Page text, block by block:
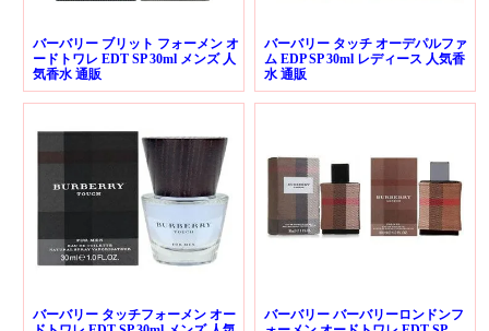
バーバリー ブリット フォーメン オ
ードトワレ EDT SP 30ml メンズ 人
気香水 通販
バーバリー タッチ オーデパルファ
ム EDP SP 30ml レディース 人気香
水 通販
バーバリー タッチフォーメン オー
バーバリー バーバリーロンドンフ